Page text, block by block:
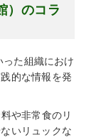
）のコラ
た組織におけ
的な情報を発
や非常食のリ
いリュックな